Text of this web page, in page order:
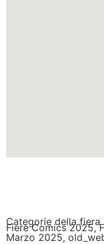
Categorie della fiera
Fiere Comics 2025,
Marzo 2025,